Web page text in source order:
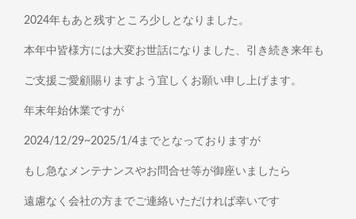
2024年もあと残すところ少しとなりました。
本年中皆様方には大変お世話になりました、引き続き来年も
ご支援ご愛顧賜りますよう宜しくお願い申し上げます。
年末年始休業ですが
2024/12/29~2025/1/4までとなっておりますが
もし急なメンテナンスやお問合せ等が御座いましたら
遠慮なく会社の方までご連絡いただければ幸いです